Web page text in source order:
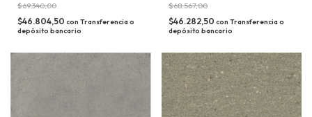
$69.340,00
$46.804,50 con Transferencia o
depósito bancario
$68.567,00
$46.282,50 con Transferencia o
depósito bancario